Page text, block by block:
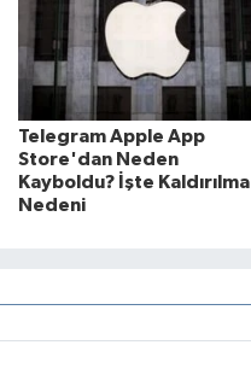
Telegram Apple App
Store'dan Neden
Kayboldu? İşte Kaldırılma
Nedeni